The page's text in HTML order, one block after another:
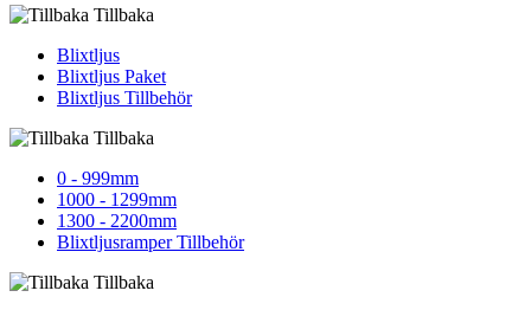
Tillbaka
Blixtljus
Blixtljus Paket
Blixtljus Tillbehör
Tillbaka
0 - 999mm
1000 - 1299mm
1300 - 2200mm
Blixtljusramper Tillbehör
Tillbaka